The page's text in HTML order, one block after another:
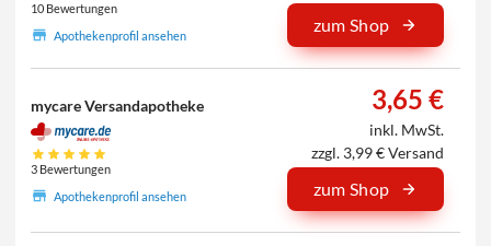
10 Bewertungen
Apothekenprofil ansehen
zum Shop
mycare Versandapotheke
3 Bewertungen
Apothekenprofil ansehen
3,65 €
inkl. MwSt.
zzgl. 3,99 € Versand
zum Shop